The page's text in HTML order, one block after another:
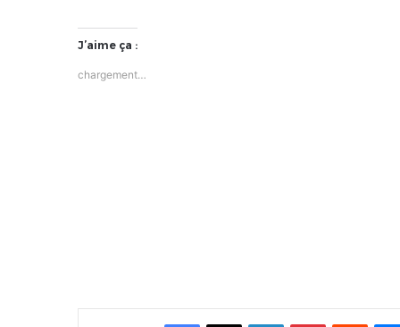
J’aime ça :
chargement…
FacebookX Linkedin PinterestReddit